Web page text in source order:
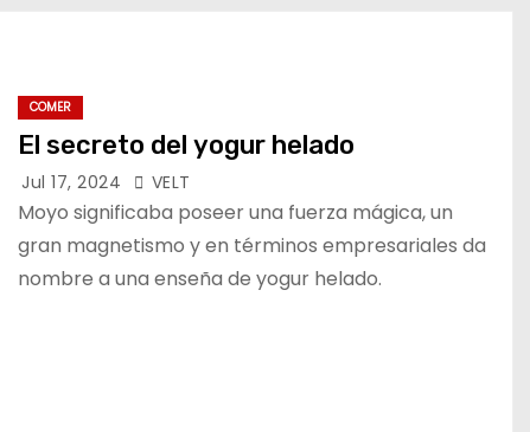
COMER
El secreto del yogur helado
Jul 17, 2024 VELT
Moyo significaba poseer una fuerza mágica, un
gran magnetismo y en términos empresariales da
nombre a una enseña de yogur helado.